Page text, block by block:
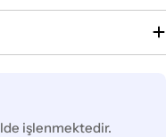
işlenmektedir.